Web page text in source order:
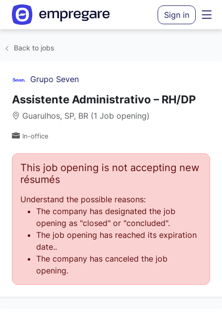
Sign in
Back to jobs
Grupo Seven
Assistente Administrativo – RH/DP
Guarulhos, SP, BR (1 Job opening)
In-office
This job opening is not accepting new
résumés
Understand the possible reasons:
The company has designated the job
opening as "closed" or "concluded".
The job opening has reached its expiration
date..
The company has canceled the job
opening.